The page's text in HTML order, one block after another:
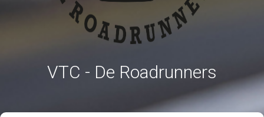
VTC - De Roadrunners